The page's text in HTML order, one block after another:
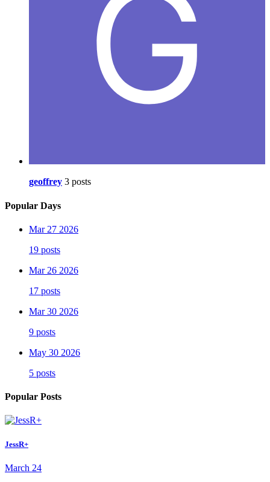
geoffrey 3 posts
Popular Days
Mar 27 2026
19 posts
Mar 26 2026
17 posts
Mar 30 2026
9 posts
May 30 2026
5 posts
Popular Posts
JessR+
March 24